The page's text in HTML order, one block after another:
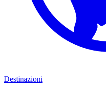
Destinazioni